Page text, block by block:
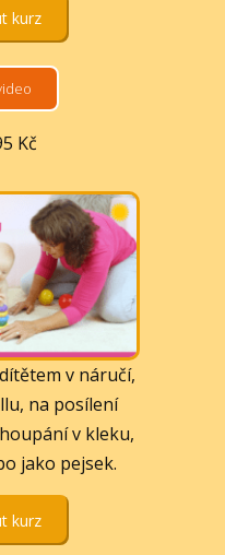
kurz
Kč
v náručí,
na posílení
v kleku,
jako pejsek.
kurz